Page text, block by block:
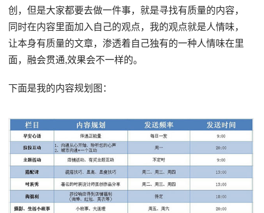
创，但是大家都要去做一件事，就是寻找有质量的内容，
同时在内容里面加入自己的观点，我的观点就是人情味，
让本身有质量的文章，渗透着自己独有的一种人情味在里
面，融会贯通,效果会不一样的。
下面是我的内容规划图：